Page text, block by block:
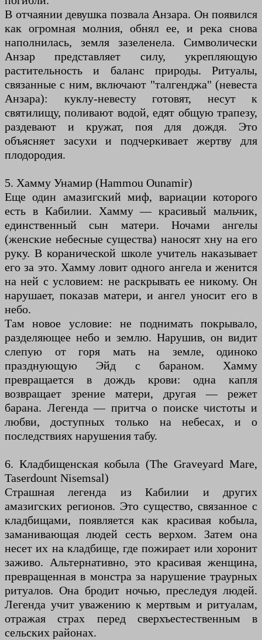
В отчаянии девушка позвала Анзара. Он появился
как огромная молния, обнял ее, и река снова
наполнилась, земля зазеленела. Символически
Анзар представляет силу, укрепляющую
растительность и баланс природы. Ритуалы,
связанные с ним, включают "талгенджа" (невеста
Анзара): куклу-невесту готовят, несут к
святилищу, поливают водой, едят общую трапезу,
раздевают и кружат, поя для дождя. Это
объясняет засухи и подчеркивает жертву для
плодородия.
5. Хамму Унамир (Hammou Ounamir)
Еще один амазигский миф, вариации которого
есть в Кабилии. Хамму — красивый мальчик,
единственный сын матери. Ночами ангелы
(женские небесные существа) наносят хну на его
руку. В коранической школе учитель наказывает
его за это. Хамму ловит одного ангела и женится
на ней с условием: не раскрывать ее никому. Он
нарушает, показав матери, и ангел уносит его в
небо.
Там новое условие: не поднимать покрывало,
разделяющее небо и землю. Нарушив, он видит
слепую от горя мать на земле, одиноко
празднующую Эйд с бараном. Хамму
превращается в дождь крови: одна капля
возвращает зрение матери, другая — режет
барана. Легенда — притча о поиске чистоты и
любви, доступных только на небесах, и о
последствиях нарушения табу.
6. Кладбищенская кобыла (The Graveyard Mare,
Taserdount Nisemsal)
Страшная легенда из Кабилии и других
амазигских регионов. Это существо, связанное с
кладбищами, появляется как красивая кобыла,
заманивающая людей сесть верхом. Затем она
несет их на кладбище, где пожирает или хоронит
заживо. Альтернативно, это красивая женщина,
превращенная в монстра за нарушение траурных
ритуалов. Она бродит ночью, преследуя людей.
Легенда учит уважению к мертвым и ритуалам,
отражая страх перед сверхъестественным в
сельских районах.